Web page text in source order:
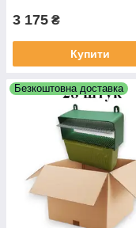
3 175 ₴
Купити
Безкоштовна доставка